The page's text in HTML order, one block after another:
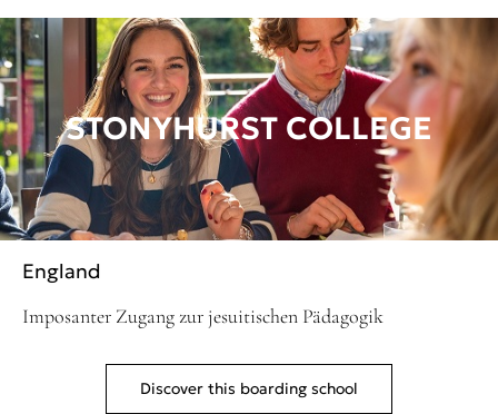
STONYHURST COLLEGE
England
Imposanter Zugang zur jesuitischen Pädagogik
Discover this boarding school